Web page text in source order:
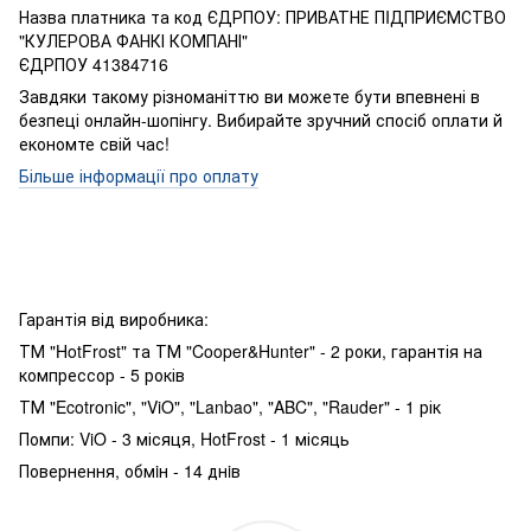
Назва платника та код ЄДРПОУ: ПРИВАТНЕ ПIДПРИЄМСТВО
"КУЛЕРОВА ФАНКІ КОМПАНІ"
ЄДРПОУ 41384716
Завдяки такому різноманіттю ви можете бути впевнені в
безпеці онлайн-шопінгу. Вибирайте зручний спосіб оплати й
економте свій час!
Більше інформації про оплату
Гарантія від виробника:
ТМ "HotFrost" та ТМ "Cooper&Hunter" - 2 роки, гарантія на
компрессор - 5 років
ТМ "Ecotronic", "ViO", "Lanbao", "ABC", "Rauder" - 1 рік
Помпи: ViO - 3 місяця, HotFrost - 1 місяць
Повернення, обмiн - 14 днiв